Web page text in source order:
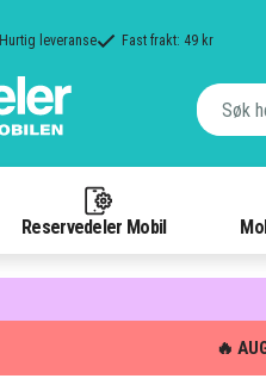
Hurtig leveranse Fast frakt: 49 kr
Reservedeler Mobil
🔥